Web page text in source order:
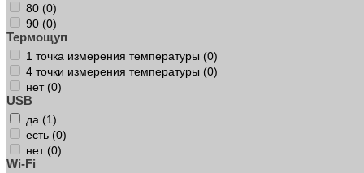
80 (0)
90 (0)
Термощуп
1 точка измерения температуры (0)
4 точки измерения температуры (0)
нет (0)
USB
да (1)
есть (0)
нет (0)
Wi-Fi